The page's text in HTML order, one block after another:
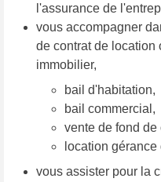
l'assurance de
vous accompagner
de contrat de location
immobilier,
bail d'habitation,
bail commercial,
vente de fond de
location
vous assister pour la